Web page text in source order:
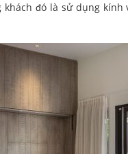
đó là sử dụng